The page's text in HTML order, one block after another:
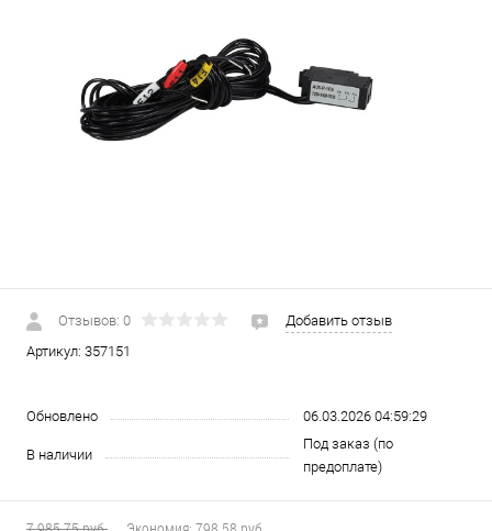
Отзывов: 0
Добавить отзыв
Артикул: 357151
Обновлено 06.03.2026 04:59:29
В наличии
Под заказ (по
предоплате)